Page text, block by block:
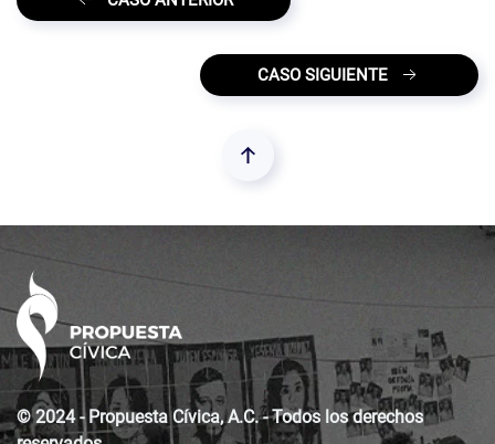
CASO SIGUIENTE
© 2024 - Propuesta Cívica, A.C. - Todos los derechos